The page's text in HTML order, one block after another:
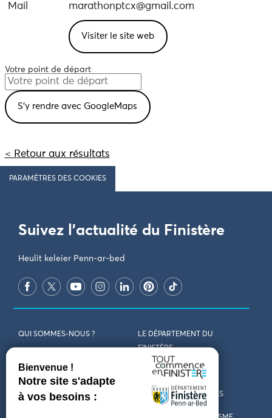
Mail
marathonptcx@gmail.com
Visiter le site web
Votre point de départ
< Retour aux résultats
PARAMÈTRES DES COOKIES
Suivez l'actualité du Finistère
Heulit keleier Penn-ar-bed
QUI SOMMES-NOUS ?
LE DÉPARTEMENT DU
FINISTÈRE
REJOIGNEZ-NOUS VENIR EN FINISTÈRE
CONTACT CARTES ET BROCHURES